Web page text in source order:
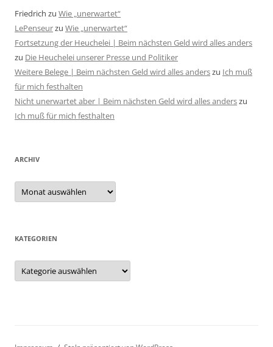
Friedrich zu Wie „unerwartet“
LePenseurzu Wie „unerwartet“
Fortsetzung der Heuchelei | Beim nächsten Geld wird alles anders
zu Die Heuchelei unserer Presse und Politiker
Weitere Belege | Beim nächsten Geld wird alles anderszu Ich muß
für mich festhalten
Nicht unerwartet aber | Beim nächsten Geld wird alles anderszu
Ich muß für mich festhalten
ARCHIV
Archiv
KATEGORIEN
Kategorien